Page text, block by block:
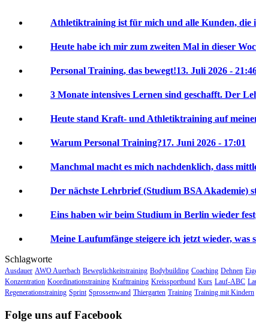
Athletiktraining ist für mich und alle Kunden, die
Heute habe ich mir zum zweiten Mal in dieser
Personal Training, das bewegt!13. Juli 2026 -
3 Monate intensives Lernen sind geschafft. Der
Heute stand Kraft- und Athletiktraining auf
Warum Personal Training?17. Juni 2026 - 17:01
Manchmal macht es mich nachdenklich, dass
Der nächste Lehrbrief (Studium BSA Akademie)
Eins haben wir beim Studium in Berlin wieder
Meine Laufumfänge steigere ich jetzt wieder, was
Schlagworte
Ausdauer AWO Auerbach Beweglichkeitstraining Bodybuilding Coaching Dehnen
Konzentration Koordinationstraining Krafttraining Kreissportbund Kurs Lauf-ABC
Regenerationstraining Sprint Sprossenwand Thiergarten Training Training mit Kindern
Folge uns auf Facebook